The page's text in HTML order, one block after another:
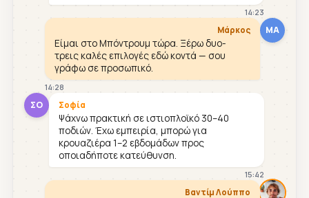
14:23
ΜΑ
Μάρκος
Είμαι στο Μπόντρουμ τώρα. Ξέρω δυο-
τρεις καλές επιλογές εδώ κοντά — σου
γράφω σε προσωπικό.
14:28
ΣΟ Σοφία
Ψάχνω πρακτική σε ιστιοπλοϊκό 30–40
ποδιών. Έχω εμπειρία, μπορώ για
κρουαζιέρα 1–2 εβδομάδων προς
οποιαδήποτε κατεύθυνση.
15:42
Βαντίμ Λούππο